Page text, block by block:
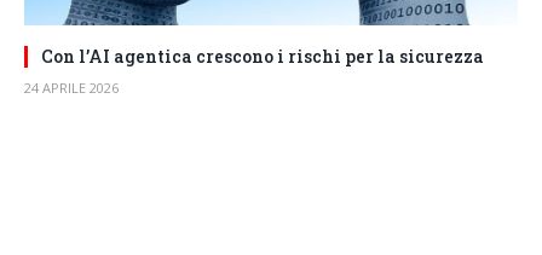
Con l’AI agentica crescono i rischi per la sicurezza
24 APRILE 2026